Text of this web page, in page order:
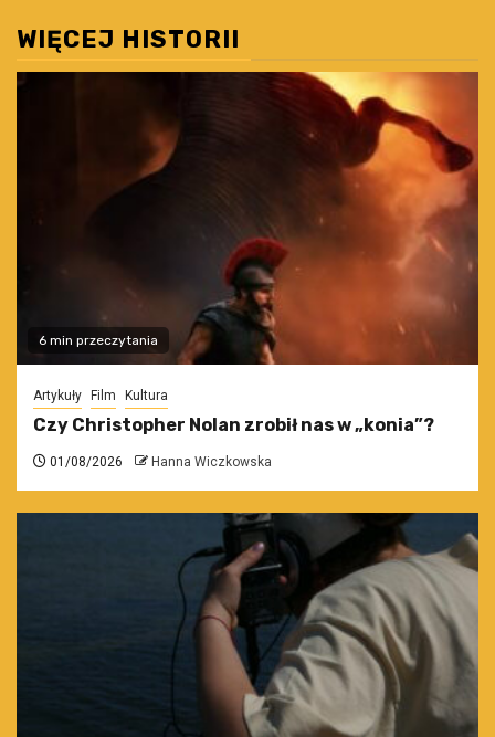
WIĘCEJ HISTORII
6 min przeczytania
Artykuły Film Kultura
Czy Christopher Nolan zrobił nas w „konia”?
01/08/2026 Hanna Wiczkowska